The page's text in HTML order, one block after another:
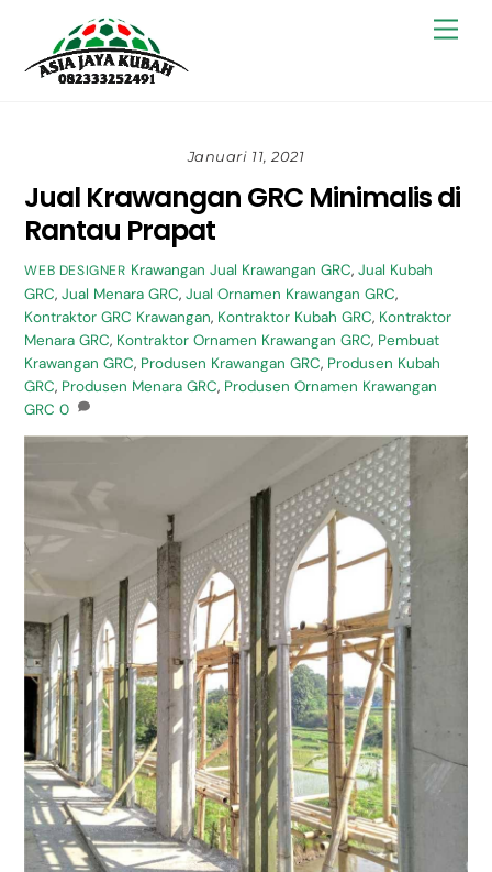
content
Januari 11, 2021
Jual Krawangan GRC Minimalis di
Rantau Prapat
WEB DESIGNER Krawangan Jual Krawangan GRC, Jual Kubah
GRC,Jual Menara GRC,Jual Ornamen Krawangan GRC,
Kontraktor GRC Krawangan, Kontraktor Kubah GRC, Kontraktor
Menara GRC, Kontraktor Ornamen Krawangan GRC, Pembuat
Krawangan GRC, Produsen Krawangan GRC, Produsen Kubah
GRC, Produsen Menara GRC, Produsen Ornamen Krawangan
GRC 0